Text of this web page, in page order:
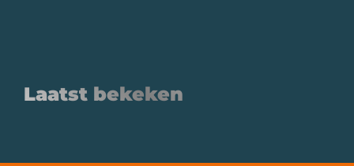
Laatst bekeken